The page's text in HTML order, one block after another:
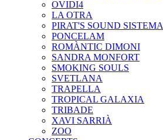
OVIDI4
LA OTRA
PIRAT'S SOUND SISTEMA
PONCELAM
ROMÀNTIC DIMONI
SANDRA MONFORT
SMOKING SOULS
SVETLANA
TRAPELLA
TROPICAL GALAXIA
TRIBADE
XAVI SARRIÀ
ZOO